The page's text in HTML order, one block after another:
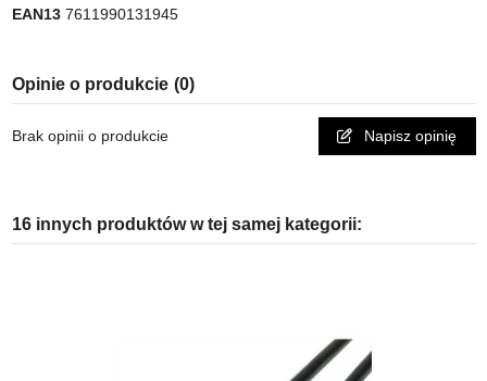
EAN13 7611990131945
Opinie o produkcie (0)
Brak opinii o produkcie Napisz opinię
16 innych produktów w tej samej kategorii: